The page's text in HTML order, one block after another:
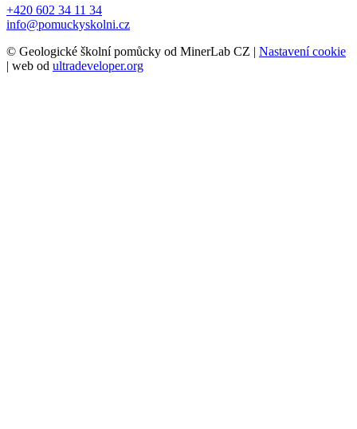
+420 602 34 11 34
info@pomuckyskolni.cz
© Geologické školní pomůcky od MinerLab CZ | Nastavení cookie
| web od ultradeveloper.org